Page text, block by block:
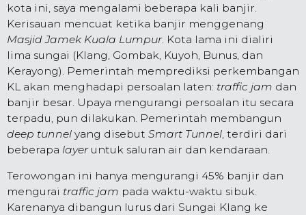
kota ini, saya mengalami beberapa kali banjir.
Kerisauan mencuat ketika banjir menggenang
Masjid Jamek Kuala Lumpur. Kota lama ini dialiri
lima sungai (Klang, Gombak, Kuyoh, Bunus, dan
Kerayong). Pemerintah memprediksi perkembangan
KL akan menghadapi persoalan laten: traffic jam dan
banjir besar. Upaya mengurangi persoalan itu secara
terpadu, pun dilakukan. Pemerintah membangun
deep tunnel yang disebut Smart Tunnel , terdiri dari
beberapa layer untuk saluran air dan kendaraan.
Terowongan ini hanya mengurangi 45% banjir dan
mengurai traffic jam pada waktu-waktu sibuk.
Karenanya dibangun lurus dari Sungai Klang ke